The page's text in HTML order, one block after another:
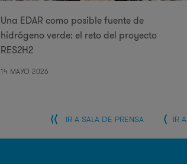
Una EDAR como posible fuente de
hidrógeno verde: el reto del proyecto
RES2H2
14 MAYO 2026
IR A SALA DE PRENSA IR